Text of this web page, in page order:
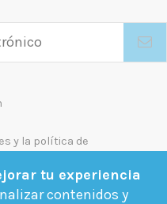
y la política de
tu experiencia
contenidos y